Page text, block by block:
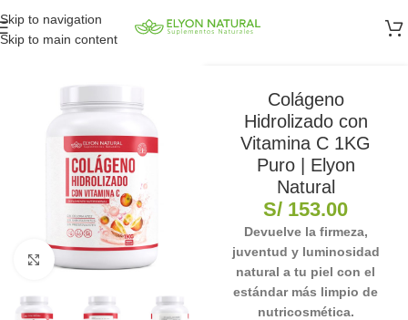
Skip to navigation
Skip to main content
Colágeno
Hidrolizado con
Vitamina C 1KG
Puro | Elyon
Natural
S/ 153.00
Devuelve la firmeza,
juventud y luminosidad
natural a tu piel con el
estándar más limpio de
nutricosmética.